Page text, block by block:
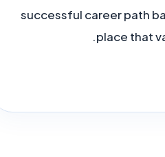
successful career path
place that